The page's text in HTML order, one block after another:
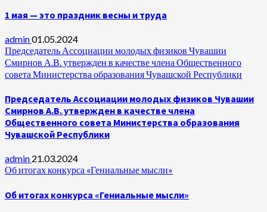
1 мая — это праздник весны и труда
admin01.05.2024
Председатель Ассоциации молодых физиков Чувашии
Смирнов А.В. утвержден в качестве члена Общественного
совета Министерства образования Чувашской Республики
Председатель Ассоциации молодых физиков Чувашии
Смирнов А.В. утвержден в качестве члена
Общественного совета Министерства образования
Чувашской Республики
admin 21.03.2024
Об итогах конкурса «Гениальные мысли»
Об итогах конкурса «Гениальные мысли»